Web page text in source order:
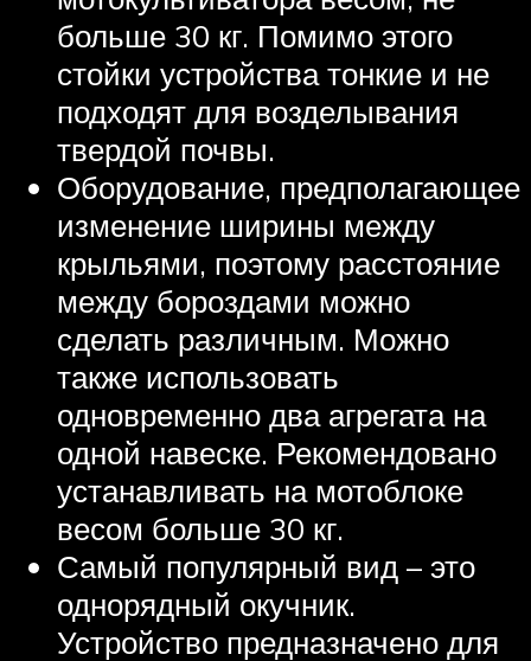
больше 30 кг. Помимо этого
стойки устройства тонкие и не
подходят для возделывания
твердой почвы.
Оборудование, предполагающее
изменение ширины между
крыльями, поэтому расстояние
между бороздами можно
сделать различным. Можно
также использовать
одновременно два агрегата на
одной навеске. Рекомендовано
устанавливать на мотоблоке
весом больше 30 кг.
Самый популярный вид – это
однорядный окучник.
Устройство предназначено для